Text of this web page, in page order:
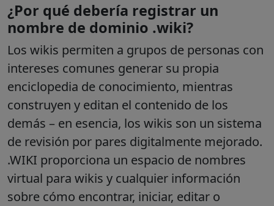
¿Por qué debería registrar un
nombre de dominio .wiki?
Los wikis permiten a grupos de personas con
intereses comunes generar su propia
enciclopedia de conocimiento, mientras
construyen y editan el contenido de los
demás – en esencia, los wikis son un sistema
de revisión por pares digitalmente mejorado.
.WIKI proporciona un espacio de nombres
virtual para wikis y cualquier información
sobre cómo encontrar, iniciar, editar o